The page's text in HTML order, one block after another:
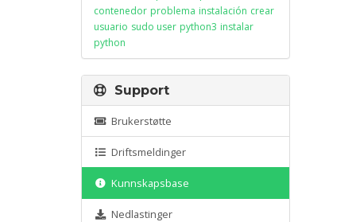
contenedor problema instalación crear
usuario sudo user python3 instalar
python
Support
Brukerstøtte
Driftsmeldinger
Kunnskapsbase
Nedlastinger